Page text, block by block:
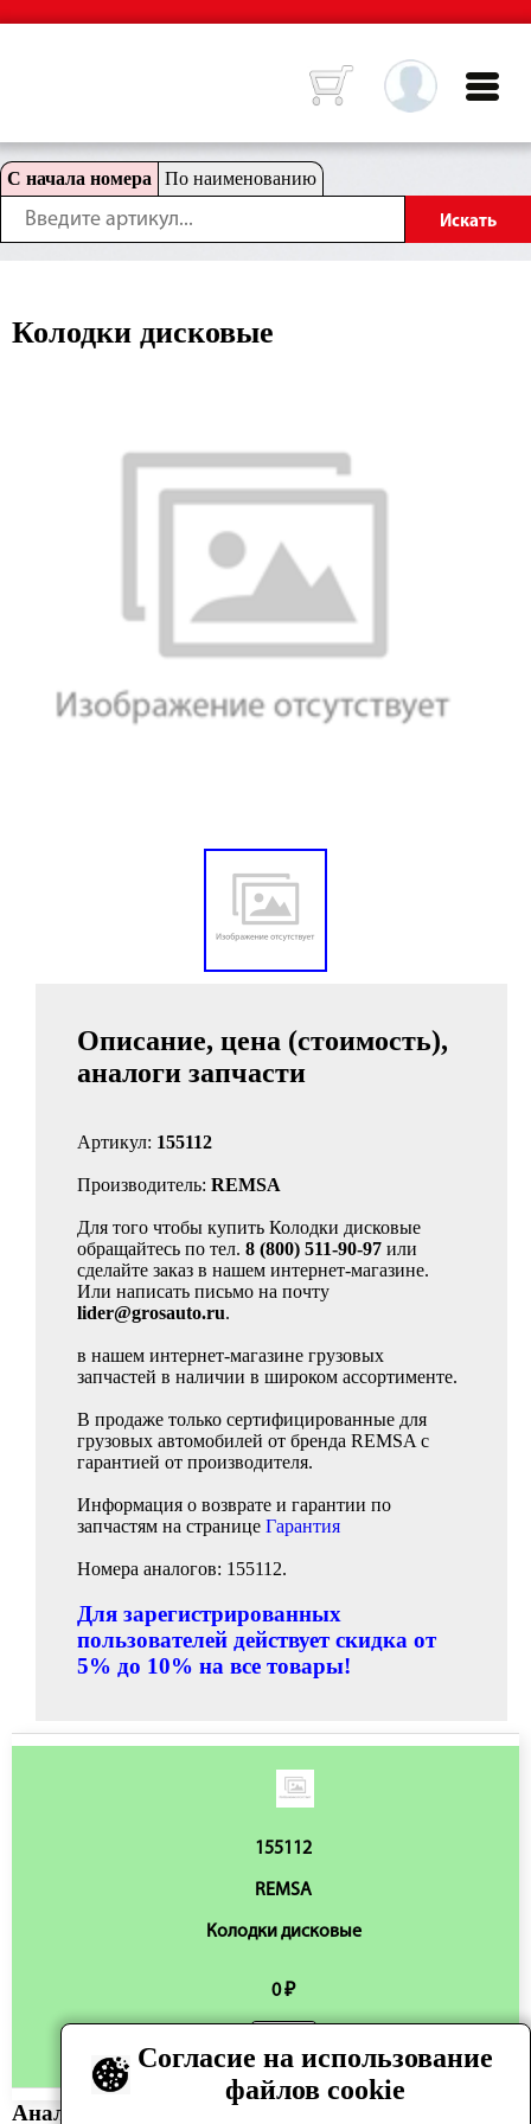
С начала номера По наименованию
Колодки дисковые
Описание, цена (стоимость),
аналоги запчасти
Артикул: 155112
Производитель: REMSA
Для того чтобы купить Колодки дисковые
обращайтесь по тел. 8 (800) 511-90-97 или
сделайте заказ в нашем интернет-магазине.
Или написать письмо на почту
lider@grosauto.ru.
в нашем интернет-магазине грузовых
запчастей в наличии в широком ассортименте.
В продаже только сертифицированные для
грузовых автомобилей от бренда REMSA с
гарантией от производителя.
Информация о возврате и гарантии по
запчастям на странице Гарантия
Номера аналогов: 155112.
Для зарегистрированных
пользователей действует скидка от
5% до 10% на все товары!
155112
REMSA
Колодки дисковые
0 ₽
Нет в наличии
Аналоги:
Согласие на использование
файлов cookie